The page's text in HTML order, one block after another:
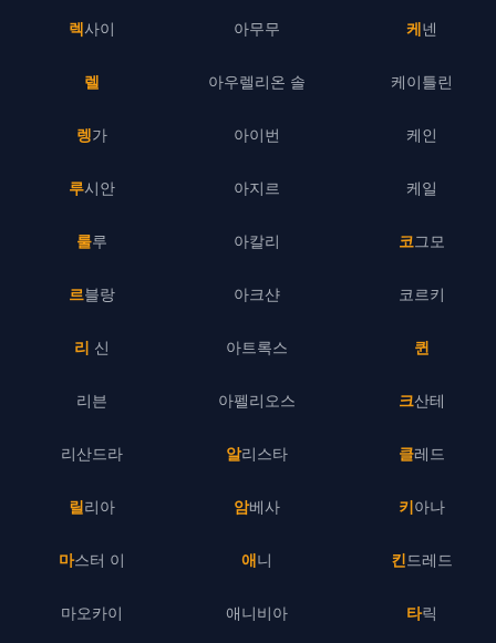
렉사이
렐
렝가
루시안
룰루
르블랑
리 신
리븐
리산드라
릴리아
마스터 이
마오카이
아무무
아우렐리온 솔
아이번
아지르
아칼리
아크샨
아트록스
아펠리오스
알리스타
암베사
애니
애니비아
케넨
케이틀린
케인
케일
코그모
코르키
퀸
크산테
클레드
키아나
킨드레드
타릭